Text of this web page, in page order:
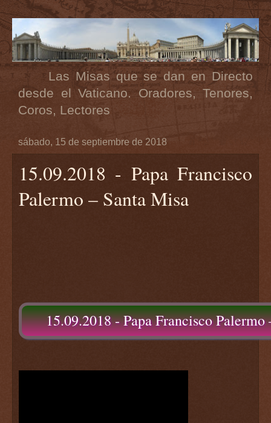
Las Misas que se dan en Directo
desde el Vaticano. Oradores, Tenores,
Coros, Lectores
sábado, 15 de septiembre de 2018
15.09.2018 - Papa Francisco
Palermo – Santa Misa
15.09.2018 - Papa Francisco Palermo